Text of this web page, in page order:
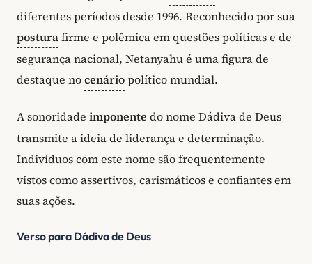
diferentes períodos desde 1996. Reconhecido por sua
posturafirme e polêmica em questões políticas e de
segurança nacional, Netanyahu é uma figura de
destaque nocenáriopolítico mundial.
A sonoridade imponente do nome Dádiva de Deus
transmite a ideia de liderança e determinação.
Indivíduos com este nome são frequentemente
vistos como assertivos, carismáticos e confiantes em
suas ações.
Verso para Dádiva de Deus